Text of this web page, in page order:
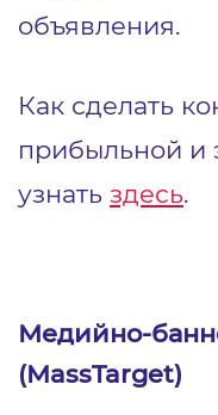
объявления.
Как сделать
прибыльной и
узнать здесь.
Медийно-
(MassTarget)